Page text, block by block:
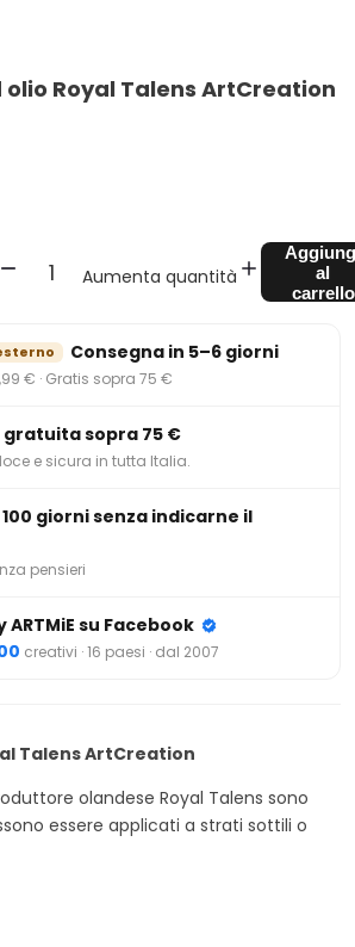
olio Royal Talens ArtCreation
Aumenta quantità
al
carrello
Consegna in 5–6 giorni
€ · Gratis sopra 75 €
gratuita sopra 75 €
e sicura in tutta Italia.
giorni senza indicarne il
pensieri
su Facebook
creativi · 16 paesi · dal 2007
Talens ArtCreation
olandese Royal Talens sono
essere applicati a strati sottili o